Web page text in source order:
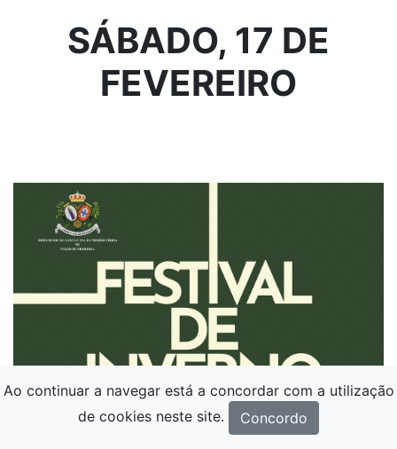
SÁBADO, 17 DE
FEVEREIRO
Ao continuar a navegar está a concordar com a utilização
de cookies neste site.
Concordo